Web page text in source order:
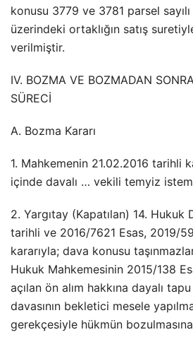
konusu 3779 ve 3781 parsel
üzerindeki ortaklığın satış
verilmiştir.
IV. BOZMA VE BOZMADAN
SÜRECİ
A. Bozma Kararı
1. Mahkemenin 21.02.2016 tarihli
içinde davalı … vekili temyiz
2. Yargıtay (Kapatılan) 14. Hukuk
tarihli ve 2016/7621 Esas, 2019/
kararıyla; dava konusu
Hukuk Mahkemesinin 2015/138
açılan ön alım hakkına dayalı
davasının bekletici mesele
gerekçesiyle hükmün